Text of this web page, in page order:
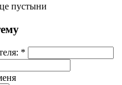
пустыни
*